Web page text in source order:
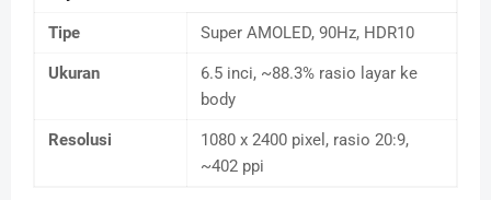
Tipe Super AMOLED, 90Hz, HDR10
Ukuran
6.5 inci, ~88.3% rasio layar ke
body
Resolusi
1080 x 2400 pixel, rasio 20:9,
~402 ppi